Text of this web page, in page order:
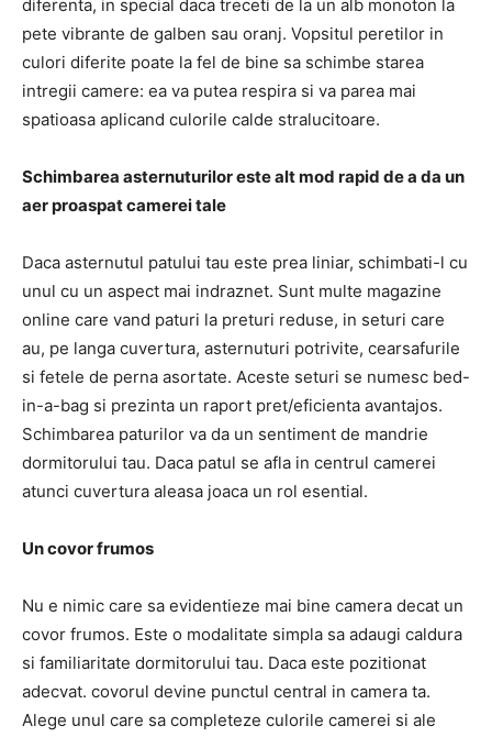
diferenta, in special daca treceti de la un alb monoton la
pete vibrante de galben sau oranj. Vopsitul peretilor in
culori diferite poate la fel de bine sa schimbe starea
intregii camere: ea va putea respira si va parea mai
spatioasa aplicand culorile calde stralucitoare.
Schimbarea asternuturilor este alt mod rapid de a da un
aer proaspat camerei tale
Daca asternutul patului tau este prea liniar, schimbati-l cu
unul cu un aspect mai indraznet. Sunt multe magazine
online care vand paturi la preturi reduse, in seturi care
au, pe langa cuvertura, asternuturi potrivite, cearsafurile
si fetele de perna asortate. Aceste seturi se numesc bed-
in-a-bag si prezinta un raport pret/eficienta avantajos.
Schimbarea paturilor va da un sentiment de mandrie
dormitorului tau. Daca patul se afla in centrul camerei
atunci cuvertura aleasa joaca un rol esential.
Un covor frumos
Nu e nimic care sa evidentieze mai bine camera decat un
covor frumos. Este o modalitate simpla sa adaugi caldura
si familiaritate dormitorului tau. Daca este pozitionat
adecvat. covorul devine punctul central in camera ta.
Alege unul care sa completeze culorile camerei si ale